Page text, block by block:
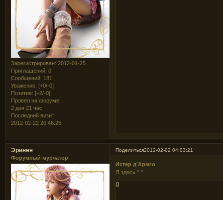
Зарегистрирован: 2012-01-25
Приглашений: 0
Сообщений: 181
Уважение: [+0/-0]
Позитив: [+2/-0]
Провел на форуме:
2 дня 21 час
Последний визит:
2012-02-22 20:46:25
Поделиться2012-02-02 04:03:21
Эринея
Форумный мурчатор
Истер д'Армго
Я здесь ^.^
0